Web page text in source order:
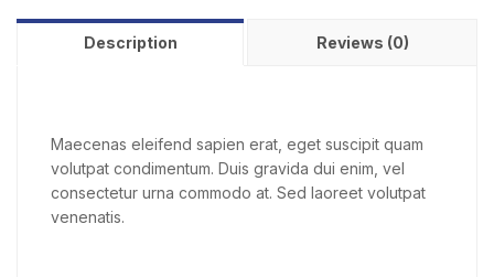
Description Reviews (0)
Maecenas eleifend sapien erat, eget suscipit quam
volutpat condimentum. Duis gravida dui enim, vel
consectetur urna commodo at. Sed laoreet volutpat
venenatis.